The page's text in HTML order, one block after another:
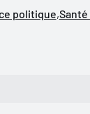
politique,